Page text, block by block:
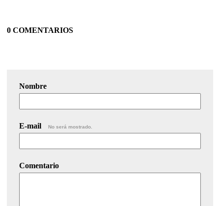
0 COMENTARIOS
Nombre
E-mail No será mostrado.
Comentario